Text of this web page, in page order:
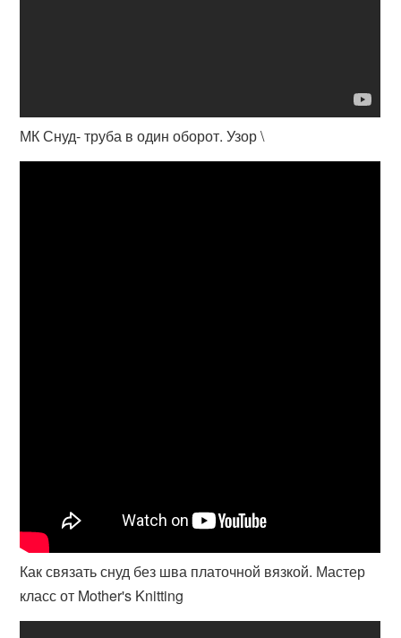
МК Снуд- труба в один оборот. Узор \
Как связать снуд без шва платочной вязкой. Мастер
класс от Mother's Knitting